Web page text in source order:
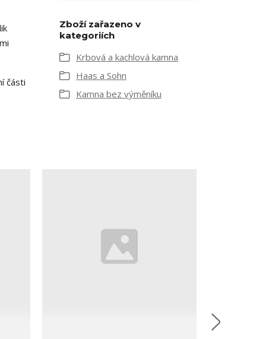
části
Zboží zařazeno v
kategoriích
Krbová a kachlová kamna
Haas a Sohn
Kamna bez výměníku